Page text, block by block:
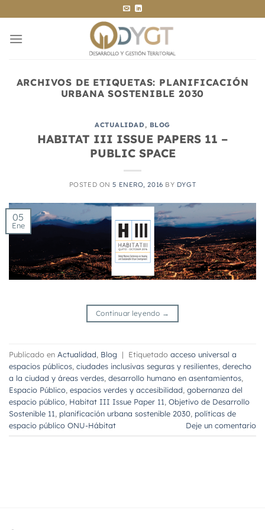
al
contenido
ARCHIVOS DE ETIQUETAS: PLANIFICACIÓN
URBANA SOSTENIBLE 2030
ACTUALIDAD, BLOG
HABITAT III ISSUE PAPERS 11 –
PUBLIC SPACE
POSTED ON5 ENERO, 2016 BY DYGT
05
Ene
Continuar leyendo →
Publicado en Actualidad Blog | Etiquetado acceso universal a
espacios públicos ciudades inclusivas seguras y resilientes derecho
a la ciudad y áreas verdes desarrollo humano en asentamientos
Espacio Público espacios verdes y accesibilidad gobernanza del
espacio público Habitat III Issue Paper 11 Objetivo de Desarrollo
Sostenible 11
planificación urbana sostenible 2030 políticas de
espacio público ONU-Hábitat
Deje un comentario